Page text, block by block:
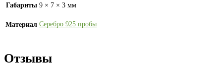
Габариты 9 × 7 × 3 мм
Материал Серебро 925 пробы
Отзывы